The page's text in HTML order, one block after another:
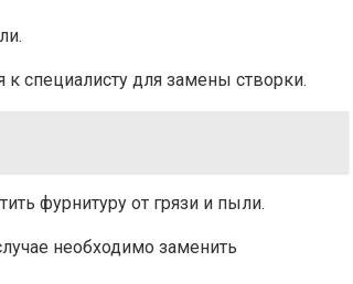
к специалисту для замены створки.
фурнитуру от грязи и пыли.
необходимо заменить